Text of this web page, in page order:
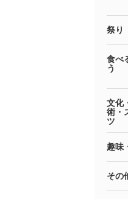
祭り
食べ
う
文化
術・
ツ
趣味
その